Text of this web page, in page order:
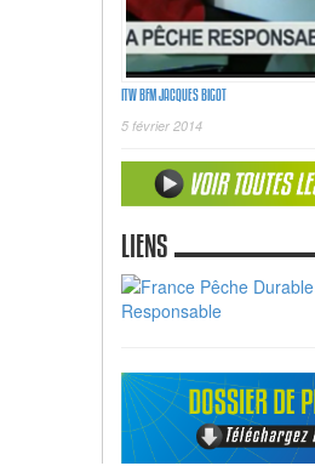
ITW BFM JACQUES BIGOT
5 février 2014
LIENS